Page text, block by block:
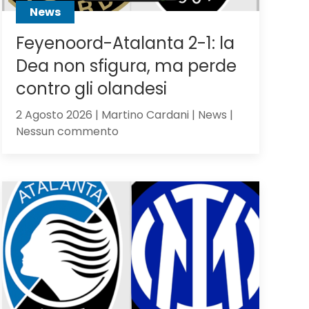
News
Feyenoord-Atalanta 2-1: la
Dea non sfigura, ma perde
contro gli olandesi
2 Agosto 2026 | Martino Cardani | News |
Nessun commentosu
2-
Dea
non
sfigura,
ma
perde